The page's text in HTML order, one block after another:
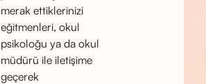
merak ettiklerinizi
eğitmenleri, okul
psikoloğu ya da okul
müdürü ile iletişime
geçerek